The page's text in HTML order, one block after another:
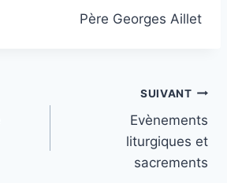
Père Georges Aillet
SUIVANT
Evènements
liturgiques et
sacrements